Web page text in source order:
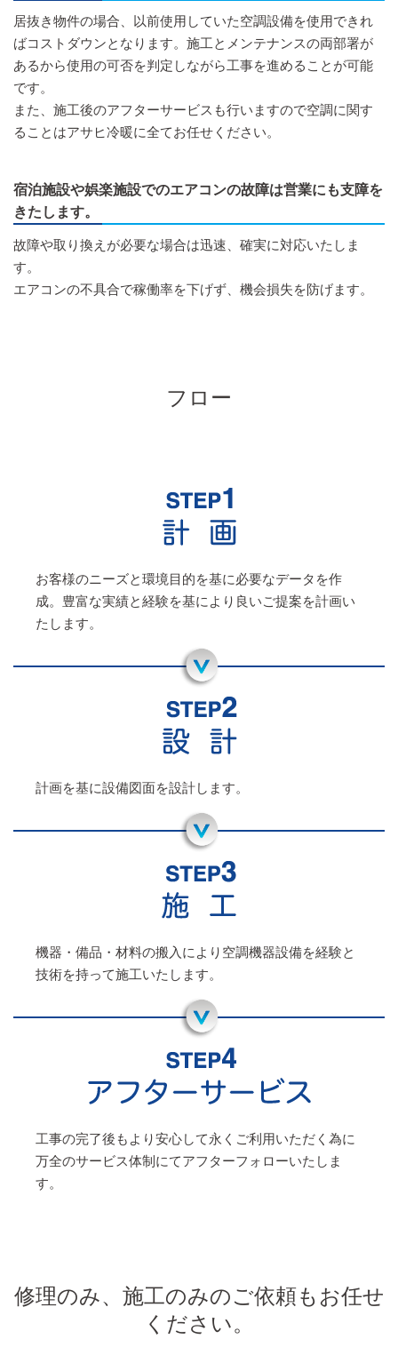
居抜き物件の場合、以前使用していた空調設備を使用できれ
ばコストダウンとなります。施工とメンテナンスの両部署が
あるから使用の可否を判定しながら工事を進めることが可能
です。
また、施工後のアフターサービスも行いますので空調に関す
ることはアサヒ冷暖に全てお任せください。
宿泊施設や娯楽施設でのエアコンの故障は営業にも支障を
きたします。
故障や取り換えが必要な場合は迅速、確実に対応いたしま
す。
エアコンの不具合で稼働率を下げず、機会損失を防げます。
フロー
お客様のニーズと環境目的を基に必要なデータを作
成。豊富な実績と経験を基により良いご提案を計画い
たします。
計画を基に設備図面を設計します。
機器・備品・材料の搬入により空調機器設備を経験と
技術を持って施工いたします。
工事の完了後もより安心して永くご利用いただく為に
万全のサービス体制にてアフターフォローいたしま
す。
修理のみ、施工のみのご依頼もお任せ
ください。